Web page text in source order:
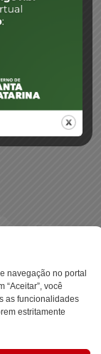
navegação no portal
“Aceitar”, você
as funcionalidades
estritamente